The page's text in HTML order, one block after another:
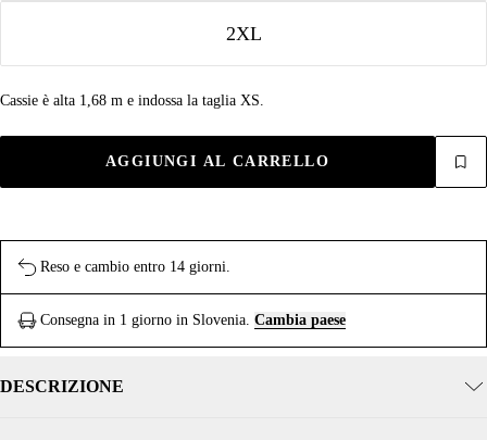
2XL
Cassie è alta 1,68 m e indossa la taglia XS.
AGGIUNGI AL CARRELLO
Reso e cambio entro 14 giorni.
Consegna in 1 giorno in Slovenia. Cambia paese
DESCRIZIONE